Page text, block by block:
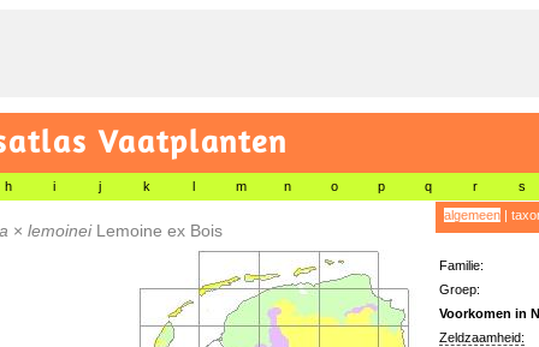
Vaatplanten
h i j k l m n o p q r s
× lemoinei Lemoine ex Bois
algemeen|
Familie:
Groep:
Voorkomen in
Zeldzaamheid: